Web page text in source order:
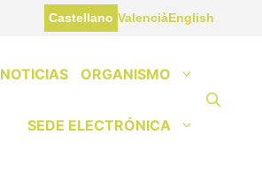
Castellano ValenciàEnglish
NOTICIAS ORGANISMO
SEDE ELECTRÓNICA